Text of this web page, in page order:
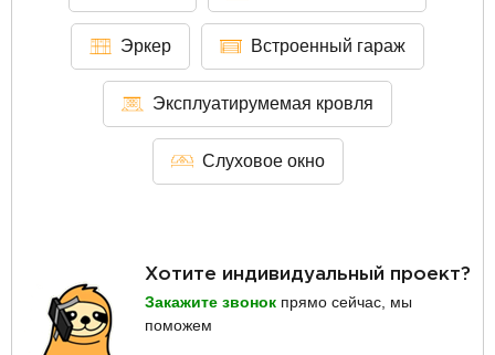
Эркер Встроенный гараж
Эксплуатирумемая кровля
Слуховое окно
Хотите индивидуальный проект?
Закажите звонок прямо сейчас, мы
поможем